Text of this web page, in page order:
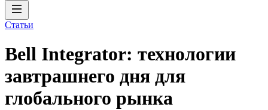
Статьи
Bell Integrator: технологии
завтрашнего дня для
глобального рынка